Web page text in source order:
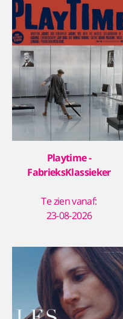
Playtime -
FabrieksKlassieker
Te zien vanaf:
23-08-2026